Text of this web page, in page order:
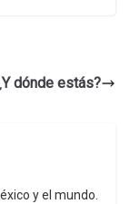
dónde estás?
y el mundo.